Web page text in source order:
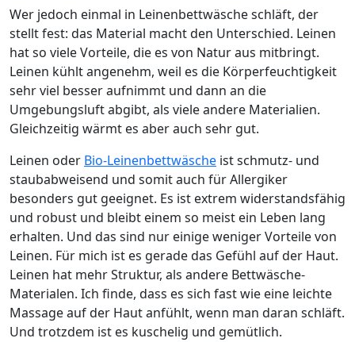
Wer jedoch einmal in Leinenbettwäsche schläft, der
stellt fest: das Material macht den Unterschied. Leinen
hat so viele Vorteile, die es von Natur aus mitbringt.
Leinen kühlt angenehm, weil es die Körperfeuchtigkeit
sehr viel besser aufnimmt und dann an die
Umgebungsluft abgibt, als viele andere Materialien.
Gleichzeitig wärmt es aber auch sehr gut.
Leinen oder Bio-Leinenbettwäsche ist schmutz- und
staubabweisend und somit auch für Allergiker
besonders gut geeignet. Es ist extrem widerstandsfähig
und robust und bleibt einem so meist ein Leben lang
erhalten. Und das sind nur einige weniger Vorteile von
Leinen. Für mich ist es gerade das Gefühl auf der Haut.
Leinen hat mehr Struktur, als andere Bettwäsche-
Materialen. Ich finde, dass es sich fast wie eine leichte
Massage auf der Haut anfühlt, wenn man daran schläft.
Und trotzdem ist es kuschelig und gemütlich.